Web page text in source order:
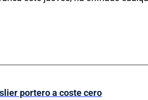
portero a coste cero